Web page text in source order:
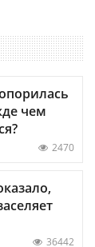
чем
2470
36442